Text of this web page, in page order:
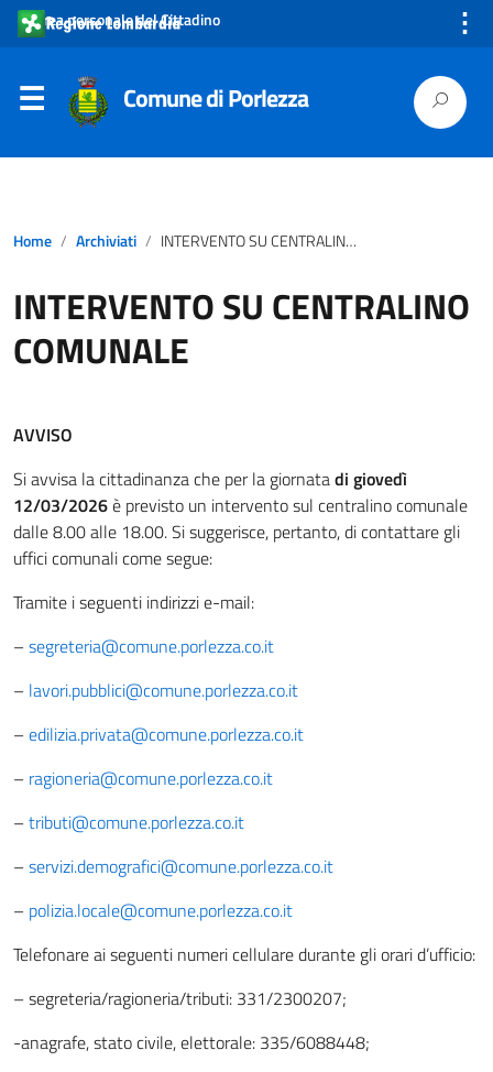
Area personale del Cittadino ⋮
Comune di Porlezza
Home Archiviati INTERVENTO SU CENTRALINO COMUNALE
INTERVENTO SU CENTRALINO
COMUNALE
AVVISO
Si avvisa la cittadinanza che per la giornatadi giovedì
12/03/2026è previsto un intervento sul centralino comunale
dalle 8.00 alle 18.00. Si suggerisce, pertanto, di contattare gli
uffici comunali come segue:
Tramite i seguenti indirizzi e-mail:
– segreteria@comune.porlezza.co.it
– lavori.pubblici@comune.porlezza.co.it
– edilizia.privata@comune.porlezza.co.it
– ragioneria@comune.porlezza.co.it
– tributi@comune.porlezza.co.it
– servizi.demografici@comune.porlezza.co.it
– polizia.locale@comune.porlezza.co.it
Telefonare ai seguenti numeri cellulare durante gli orari d’ufficio:
– segreteria/ragioneria/tributi: 331/2300207;
-anagrafe, stato civile, elettorale: 335/6088448;